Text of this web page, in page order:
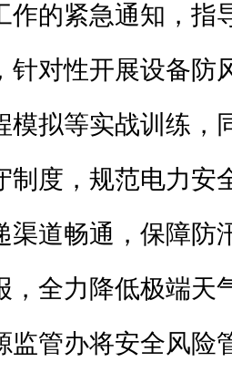
作的紧急通知，指
针对性开展设备防
模拟等实战训练，
制度，规范电力安
渠道畅通，保障防
，全力降低极端天
监管办将安全风险